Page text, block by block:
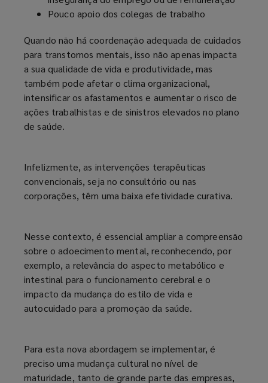
Pouco apoio dos colegas de trabalho
Quando não há coordenação adequada de cuidados
para transtornos mentais, isso não apenas impacta
a sua qualidade de vida e produtividade, mas
também pode afetar o clima organizacional,
intensificar os afastamentos e aumentar o risco de
ações trabalhistas e de sinistros elevados no plano
de saúde.
Infelizmente, as intervenções terapêuticas
convencionais, seja no consultório ou nas
corporações, têm uma baixa efetividade curativa.
Nesse contexto, é essencial ampliar a compreensão
sobre o adoecimento mental, reconhecendo, por
exemplo, a relevância do aspecto metabólico e
intestinal para o funcionamento cerebral e o
impacto da mudança do estilo de vida e
autocuidado para a promoção da saúde.
Para esta nova abordagem se implementar, é
preciso uma mudança cultural no nível de
maturidade, tanto de grande parte das empresas,